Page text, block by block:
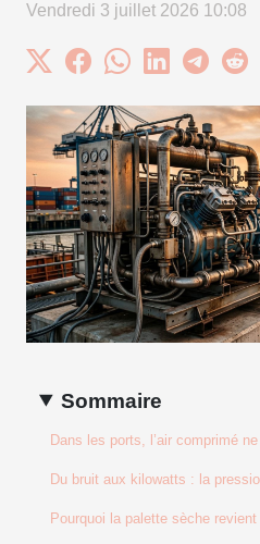
Vendredi 3 juillet 2026 10:08
Sommaire
Dans les ports, l’air comprimé
Du bruit aux kilowatts : la
Pourquoi la palette sèche